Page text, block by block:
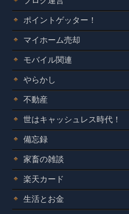
ポイントゲッター！
マイホーム売却
モバイル関連
やらかし
不動産
世はキャッシュレス時代！
備忘録
家畜の雑談
楽天カード
生活とお金